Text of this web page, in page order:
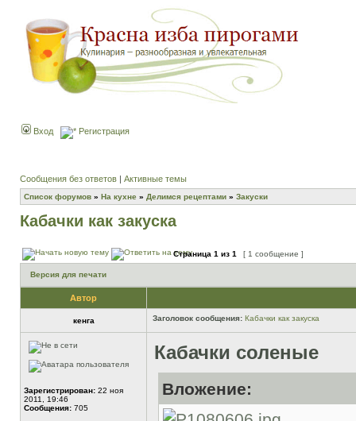
Вход Регистрация
Сообщения без ответов | Активные темы
Список форумов » На кухне » Делимся рецептами » Закуски
Кабачки как закуска
Страница 1 из 1 [ 1 сообщение ]
Версия для печати
Автор
кенга Заголовок сообщения: Кабачки как закуска
Зарегистрирован: 22 ноя
2011, 19:46
Сообщения: 705
Кабачки соленые
Вложение: